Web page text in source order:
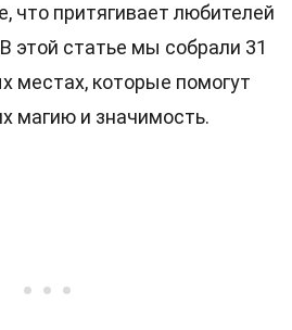
что притягивает любителей
этой статье мы собрали 31
местах, которые помогут
магию и значимость.